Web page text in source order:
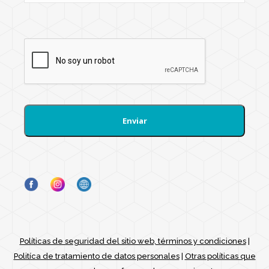
a
Políticas de seguridad del sitio web, términos y condiciones|
Politíca de tratamiento de datos personales| Otras políticas que